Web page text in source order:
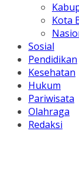
Kota
Sosial
Pendidikan
Kesehatan
Hukum
Pariwisata
Olahraga
Redaksi